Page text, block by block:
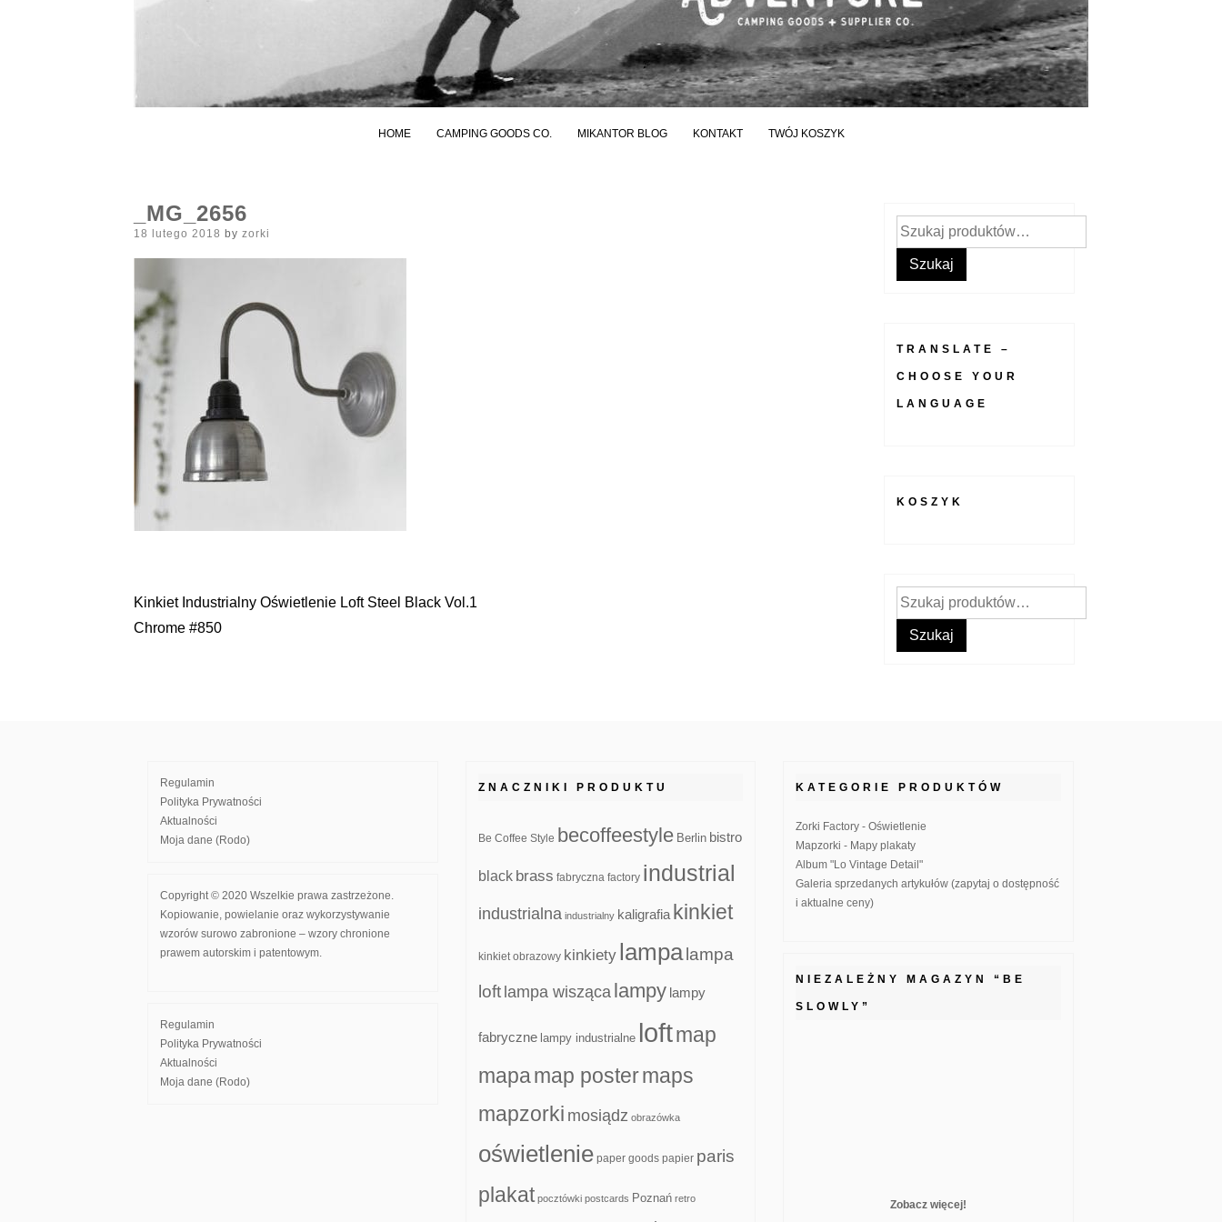
HOME CAMPING GOODS CO. MIKANTOR BLOG KONTAKT TWÓJ KOSZYK
_MG_2656
Posted
18 lutego 2018 by zorki
Nawigacja
Kinkiet Industrialny Oświetlenie Loft Steel Black Vol.1
Chrome #850
Szukaj:
Szukaj
TRANSLATE –
CHOOSE YOUR
LANGUAGE
KOSZYK
Szukaj:
Szukaj
Regulamin
Polityka Prywatności
Aktualności
Moja dane (Rodo)
Copyright © 2020 Wszelkie prawa zastrzeżone.
Kopiowanie, powielanie oraz wykorzystywanie
wzorów surowo zabronione – wzory chronione
prawem autorskim i patentowym.
Regulamin
Polityka Prywatności
Aktualności
Moja dane (Rodo)
ZNACZNIKI PRODUKTU
Be Coffee Style becoffeestyle Berlin bistro
black brass fabryczna factory industrial
industrialna industrialny kaligrafia kinkiet
kinkiet obrazowy kinkiety lampa lampa
loft lampa wisząca lampy lampy
fabryczne lampy industrialne loftmap
mapamap postermaps
mapzorki mosiądz obrazówka
oświetlenie paper goods papier paris
plakat pocztówki postcards Poznań retro
KATEGORIE PRODUKTÓW
Zorki Factory - Oświetlenie
Mapzorki - Mapy plakaty
Album "Lo Vintage Detail"
Galeria sprzedanych artykułów (zapytaj o dostępność
i aktualne ceny)
NIEZALEŻNY MAGAZYN “BE
SLOWLY”
Zobacz więcej!